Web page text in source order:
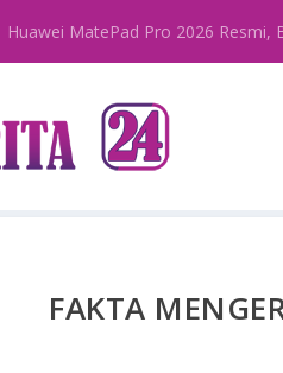
Huawei MatePad Pro 2026 Resmi,
FAKTA